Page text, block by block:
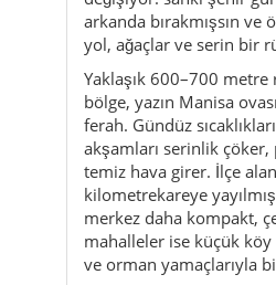
arkanda bırakmışsın ve
yol, ağaçlar ve serin bir
Yaklaşık 600–700 metre
bölge, yazın Manisa
ferah. Gündüz
akşamları serinlik çöker,
temiz hava girer. İlçe
kilometrekareye
merkez daha kompakt,
mahalleler ise küçük
ve orman yamaçlarıyla